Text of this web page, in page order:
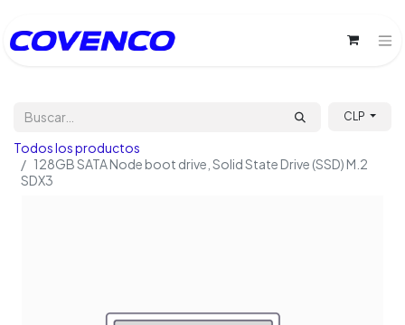
CLP
Todos los productos
128GB SATA Node boot drive, Solid State Drive (SSD) M.2
SDX3